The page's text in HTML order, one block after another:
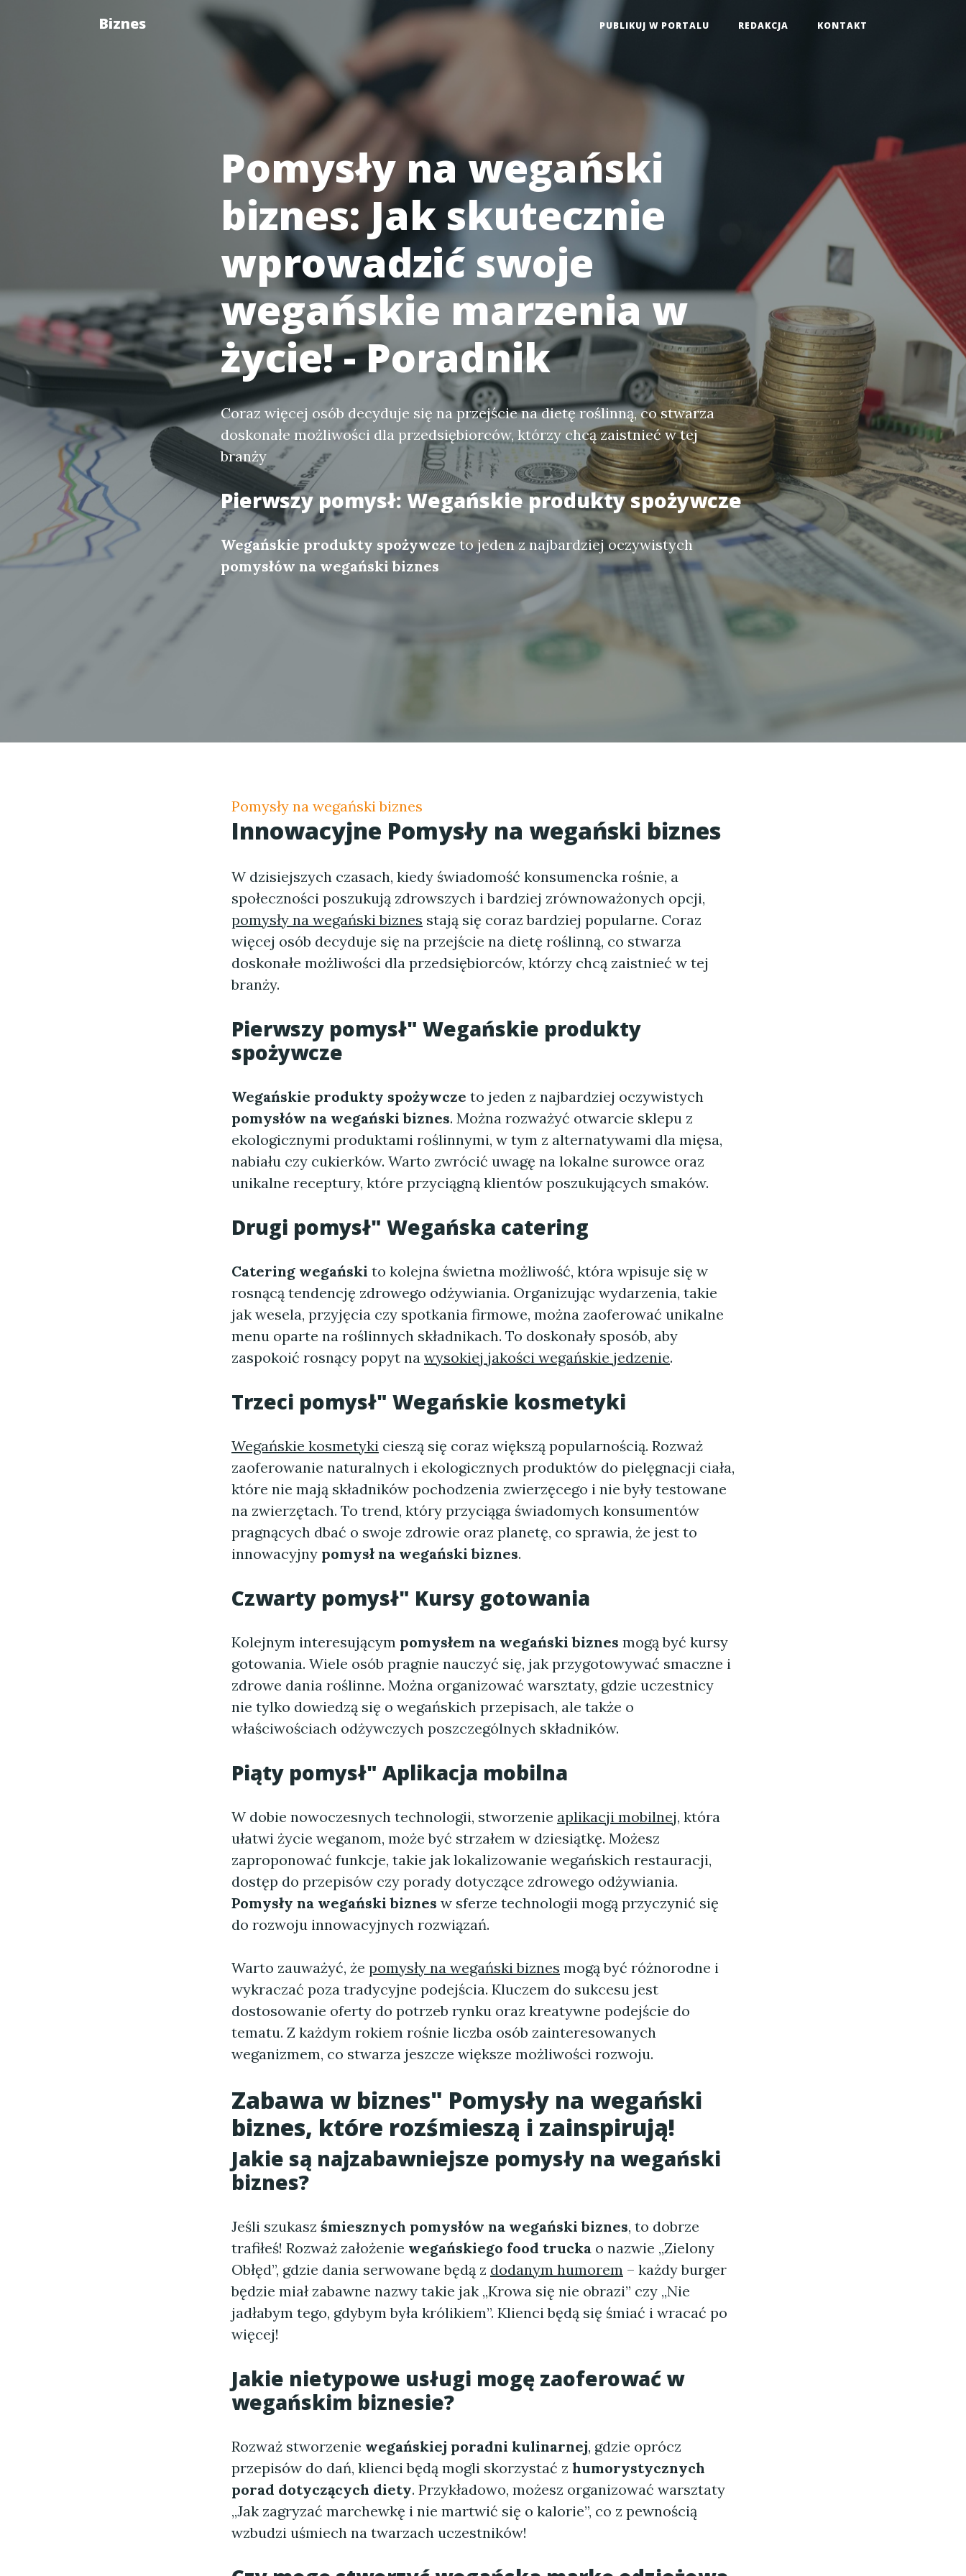
Biznes PUBLIKUJ W PORTALU REDAKCJA KONTAKT
Pomysły na wegański
biznes: Jak skutecznie
wprowadzić swoje
wegańskie marzenia w
życie! - Poradnik
Coraz więcej osób decyduje się na przejście na dietę roślinną, co stwarza
doskonałe możliwości dla przedsiębiorców, którzy chcą zaistnieć w tej
branży
Pierwszy pomysł: Wegańskie produkty spożywcze
Wegańskie produkty spożywcze to jeden z najbardziej oczywistych
pomysłów na wegański biznes
Pomysły na wegański biznes
Innowacyjne Pomysły na wegański biznes
W dzisiejszych czasach, kiedy świadomość konsumencka rośnie, a
społeczności poszukują zdrowszych i bardziej zrównoważonych opcji,
pomysły na wegański biznes stają się coraz bardziej popularne. Coraz
więcej osób decyduje się na przejście na dietę roślinną, co stwarza
doskonałe możliwości dla przedsiębiorców, którzy chcą zaistnieć w tej
branży.
Pierwszy pomysł" Wegańskie produkty
spożywcze
Wegańskie produkty spożywcze to jeden z najbardziej oczywistych
pomysłów na wegański biznes. Można rozważyć otwarcie sklepu z
ekologicznymi produktami roślinnymi, w tym z alternatywami dla mięsa,
nabiału czy cukierków. Warto zwrócić uwagę na lokalne surowce oraz
unikalne receptury, które przyciągną klientów poszukujących smaków.
Drugi pomysł" Wegańska catering
Catering wegański to kolejna świetna możliwość, która wpisuje się w
rosnącą tendencję zdrowego odżywiania. Organizując wydarzenia, takie
jak wesela, przyjęcia czy spotkania firmowe, można zaoferować unikalne
menu oparte na roślinnych składnikach. To doskonały sposób, aby
zaspokoić rosnący popyt na wysokiej jakości wegańskie jedzenie.
Trzeci pomysł" Wegańskie kosmetyki
Wegańskie kosmetyki cieszą się coraz większą popularnością. Rozważ
zaoferowanie naturalnych i ekologicznych produktów do pielęgnacji ciała,
które nie mają składników pochodzenia zwierzęcego i nie były testowane
na zwierzętach. To trend, który przyciąga świadomych konsumentów
pragnących dbać o swoje zdrowie oraz planetę, co sprawia, że jest to
innowacyjny pomysł na wegański biznes.
Czwarty pomysł" Kursy gotowania
Kolejnym interesującym pomysłem na wegański biznes mogą być kursy
gotowania. Wiele osób pragnie nauczyć się, jak przygotowywać smaczne i
zdrowe dania roślinne. Można organizować warsztaty, gdzie uczestnicy
nie tylko dowiedzą się o wegańskich przepisach, ale także o
właściwościach odżywczych poszczególnych składników.
Piąty pomysł" Aplikacja mobilna
W dobie nowoczesnych technologii, stworzenie aplikacji mobilnej, która
ułatwi życie weganom, może być strzałem w dziesiątkę. Możesz
zaproponować funkcje, takie jak lokalizowanie wegańskich restauracji,
dostęp do przepisów czy porady dotyczące zdrowego odżywiania.
Pomysły na wegański biznes w sferze technologii mogą przyczynić się
do rozwoju innowacyjnych rozwiązań.
Warto zauważyć, że pomysły na wegański biznes mogą być różnorodne i
wykraczać poza tradycyjne podejścia. Kluczem do sukcesu jest
dostosowanie oferty do potrzeb rynku oraz kreatywne podejście do
tematu. Z każdym rokiem rośnie liczba osób zainteresowanych
weganizmem, co stwarza jeszcze większe możliwości rozwoju.
Zabawa w biznes" Pomysły na wegański
biznes, które rozśmieszą i zainspirują!
Jakie są najzabawniejsze pomysły na wegański
biznes?
Jeśli szukasz śmiesznych pomysłów na wegański biznes, to dobrze
trafiłeś! Rozważ założenie wegańskiego food trucka o nazwie „Zielony
Obłęd”, gdzie dania serwowane będą z dodanym humorem – każdy burger
będzie miał zabawne nazwy takie jak „Krowa się nie obrazi” czy „Nie
jadłabym tego, gdybym była królikiem”. Klienci będą się śmiać i wracać po
więcej!
Jakie nietypowe usługi mogę zaoferować w
wegańskim biznesie?
Rozważ stworzenie wegańskiej poradni kulinarnej, gdzie oprócz
przepisów do dań, klienci będą mogli skorzystać z humorystycznych
porad dotyczących diety. Przykładowo, możesz organizować warsztaty
„Jak zagryzać marchewkę i nie martwić się o kalorie”, co z pewnością
wzbudzi uśmiech na twarzach uczestników!